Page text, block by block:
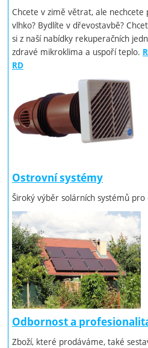
Chcete v zimě větrat, ale
vlhko? Bydlíte v dřevostavbě?
si z naší nabídky rekuperačních
zdravé mikroklima a uspoří teplo.
RD
Ostrovní systémy
Široký výběr solárních systémů pro
Odbornost a
Zboží, které prodáváme, také